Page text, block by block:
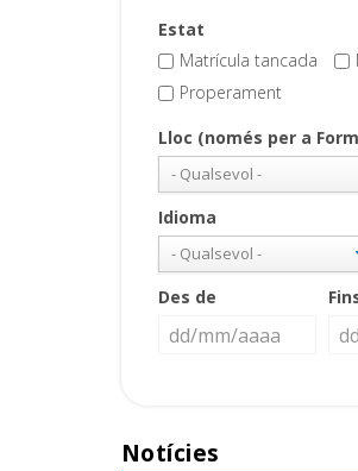
Estat
Matrícula tancada
Properament
Lloc (només per a
Idioma
Des de
Notícies